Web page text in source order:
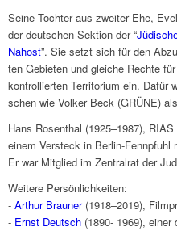
Seine Toch­ter aus zwei­ter Ehe,
der deut­schen Sektion der “
Nahost”. Sie setzt sich für den
ten Gebie­ten und glei­che Rechte
kontrol­lier­ten Terri­to­rium ein.
schen wie Volker Beck (GRÜNE)
Hans Rosen­thal (1925–1987),
einem Versteck in Berlin-Fennpfuhl
Er war Mitglied im Zentral­rat der
Weitere Persön­lich­kei­ten:
- Arthur Brau­ner(1918–2019),
- Ernst Deutsch (1890- 1969),